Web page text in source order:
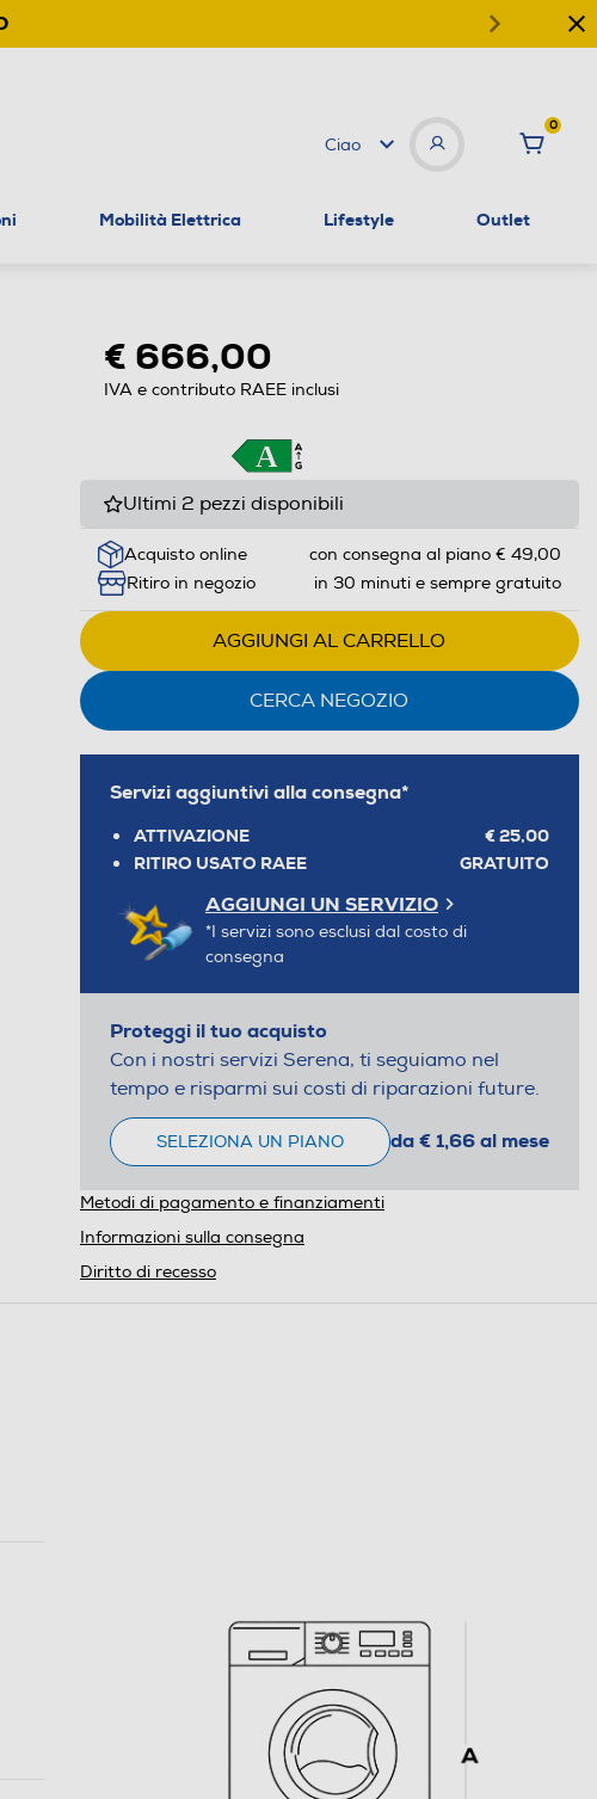
Ciao
0
Mobilità Elettrica Lifestyle Outlet
€ 666,00
IVA e contributo RAEE inclusi
Ultimi 2 pezzi disponibili
Acquisto online
con consegna al piano € 49,00
Ritiro in negozio
in 30 minuti e sempre gratuito
AGGIUNGI AL CARRELLO
CERCA NEGOZIO
Servizi aggiuntivi alla consegna*
ATTIVAZIONE
€ 25,00
RITIRO USATO RAEE
GRATUITO
AGGIUNGI UN SERVIZIO
*I servizi sono esclusi dal costo di
consegna
Proteggi il tuo acquisto
Con i nostri servizi Serena, ti seguiamo nel
tempo e risparmi sui costi di riparazioni future.
SELEZIONA UN PIANO da € 1,66 al mese
Metodi di pagamento e finanziamenti
Informazioni sulla consegna
Diritto di recesso